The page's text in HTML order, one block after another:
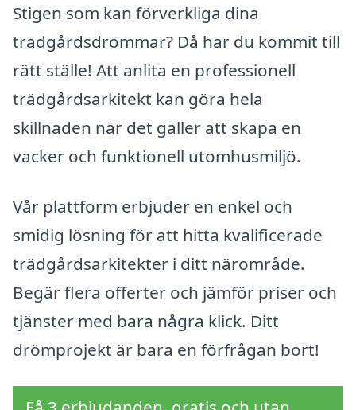
Stigen som kan förverkliga dina
trädgårdsdrömmar? Då har du kommit till
rätt ställe! Att anlita en professionell
trädgårdsarkitekt kan göra hela
skillnaden när det gäller att skapa en
vacker och funktionell utomhusmiljö.
Vår plattform erbjuder en enkel och
smidig lösning för att hitta kvalificerade
trädgårdsarkitekter i ditt närområde.
Begär flera offerter och jämför priser och
tjänster med bara några klick. Ditt
drömprojekt är bara en förfrågan bort!